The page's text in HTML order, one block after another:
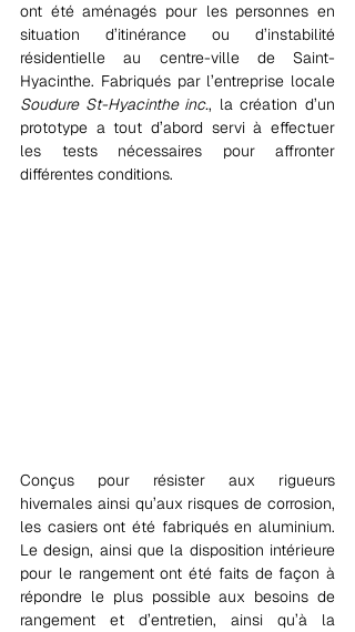
ont été aménagés pour les personnes en
situation d’itinérance ou d’instabilité
résidentielle au centre-ville de Saint-
Soudure St-Hyacinthe inc., la création d’un
prototype a tout d’abord servi à effectuer
les tests nécessaires pour affronter
différentes conditions.
Conçus pour résister aux rigueurs
hivernales ainsi qu’aux risques de corrosion,
les casiers ont été fabriqués en aluminium.
Le design, ainsi que la disposition intérieure
pour le rangement ont été faits de façon à
répondre le plus possible aux besoins de
rangement et d’entretien, ainsi qu’à la